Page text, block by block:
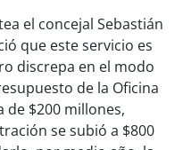
el concejal Sebastián
que este servicio es
discrepa en el modo
de la Oficina
$200 millones,
se subió a $800